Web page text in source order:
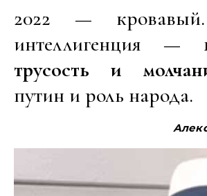
2022 — кровавый.
интеллигенция —
трусость и
путин и роль народа.